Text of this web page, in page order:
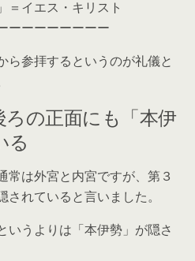
＝イエス・キリスト
ーーーーーーーー
ら参拝するというのが礼儀と
の正面にも「本伊
る
常は外宮と内宮ですが、第３
れていると言いました。
いうよりは「本伊勢」が隠さ